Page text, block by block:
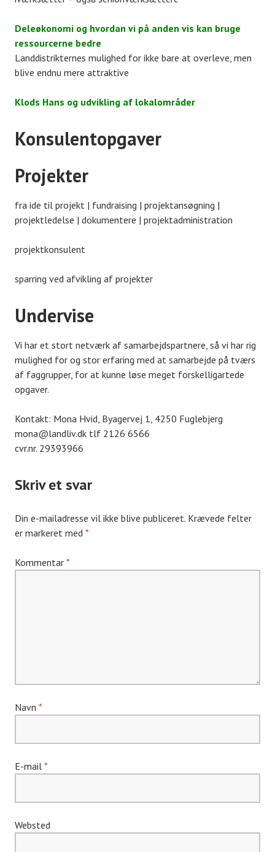
Deleøkonomi og hvordan vi på anden vis kan bruge
ressourcerne bedre
Landdistrikternes mulighed for ikke bare at overleve, men
blive endnu mere attraktive
Klods Hans og udvikling af lokalområder
Konsulentopgaver
Projekter
fra ide til projekt | fundraising | projektansøgning |
projektledelse | dokumentere | projektadministration
projektkonsulent
sparring ved afvikling af projekter
Undervise
Vi har et stort netværk af samarbejdspartnere, så vi har rig
mulighed for og stor erfaring med at samarbejde på tværs
af faggrupper, for at kunne løse meget forskelligartede
opgaver.
Kontakt: Mona Hvid, Byagervej 1, 4250 Fuglebjerg
mona@landliv.dk tlf 2126 6566
cvr.nr. 29393966
Skriv et svar
Din e-mailadresse vil ikke blive publiceret. Krævede felter
er markeret med *
Kommentar *
Navn *
E-mail *
Websted